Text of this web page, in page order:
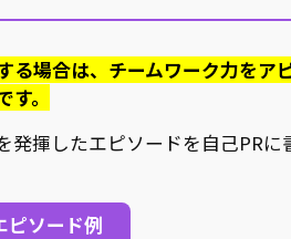
る場合は、チームワーク力をア
。
発揮したエピソードを自己PRに
ピソード例